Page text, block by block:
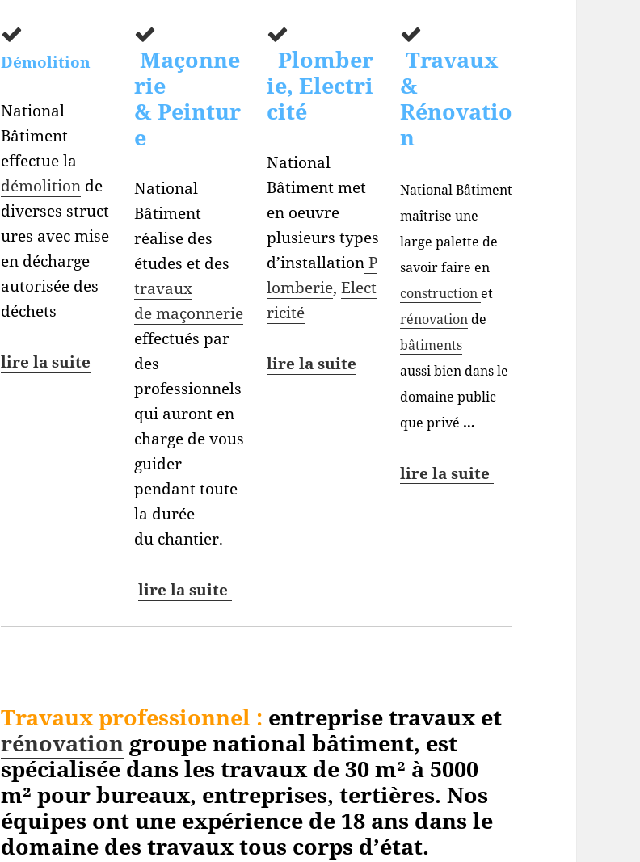
Démolition
National
Bâtiment
effectue la
démolition de
diverses struct
ures avec mise
en décharge
autorisée des
déchets
lire la suite
Maçonne
rie
& Peintur
e
National
Bâtiment
réalise des
études et des
travaux
de maçonnerie
effectués par
des
professionnels
qui auront en
charge de vous
guider
pendant toute
la durée
du chantier.
lire la suite
Plomber
ie, Electri
cité
National
Bâtiment met
en oeuvre
plusieurs types
d’installationP
lomberie,Elect
ricité
lire la suite
Travaux
&
Rénovatio
n
National Bâtiment
maîtrise une
large palette de
savoir faire en
construction et
rénovationde
bâtiments
aussi bien dans le
domaine public
que privé …
lire la suite
Travaux professionnel : entreprise travaux et
rénovation groupe national bâtiment, est
spécialisée dans les travaux de 30 m² à 5000
m² pour bureaux, entreprises, tertières. Nos
équipes ont une expérience de 18 ans dans le
domaine des travaux tous corps d’état.